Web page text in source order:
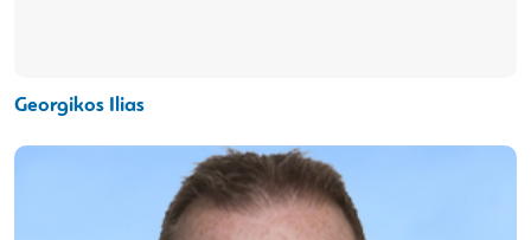
Georgikos Ilias